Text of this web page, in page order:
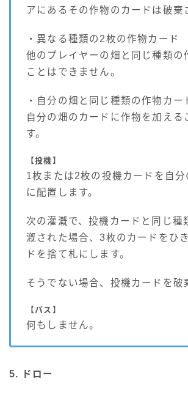
アにあるその作物のカードは破棄
・異なる種類の2枚の作物カード
他のプレイヤーの畑と同じ種類の
ことはできません。
・自分の畑と同じ種類の作物カー
自分の畑のカードに作物を加える
す。
【投機】
1枚または2枚の投機カードを自分
に配置します。
次の灌漑で、投機カードと同じ種
漑された場合、3枚のカードをひ
ドを捨て札にします。
そうでない場合、投機カードを破
【パス】
何もしません。
5. ドロー